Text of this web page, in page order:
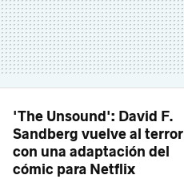
'The Unsound': David F.
Sandberg vuelve al terror
con una adaptación del
cómic para Netflix